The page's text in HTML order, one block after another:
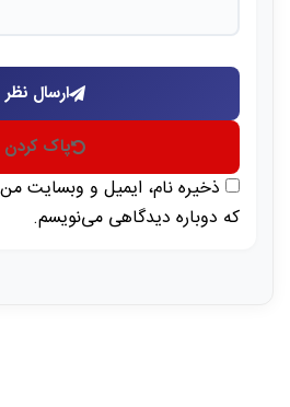
ارسال نظر
پاک کردن
ذخیره نام، ایمیل و وبسایت من
که دوباره دیدگاهی می‌نویسم.